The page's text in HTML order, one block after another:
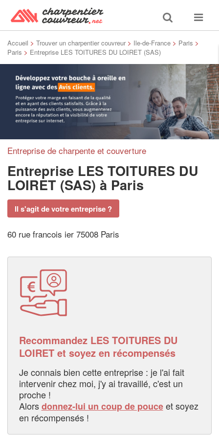
Toggle
search
Toggle
Accueil > Trouver un charpentier couvreur > Ile-de-France > Paris >
Paris > Entreprise LES TOITURES DU LOIRET (SAS)
Entreprise de charpente et couverture
Entreprise LES TOITURES DU
LOIRET (SAS) à Paris
Il s'agit de votre entreprise ?
60 rue francois ier 75008 Paris
Recommandez LES TOITURES DU
LOIRET et soyez en récompensés
Je connais bien cette entreprise : je l'ai fait
intervenir chez moi, j'y ai travaillé, c'est un
proche !
Alorsdonnez-lui un coup de pouceet soyez
en récompensés !